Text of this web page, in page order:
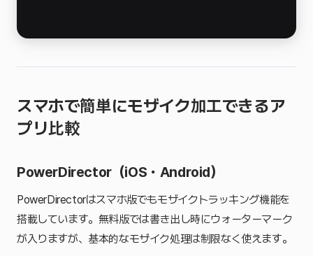
スマホで簡単にモザイク加工できるア
プリ比較
PowerDirector（iOS・Android）
PowerDirectorはスマホ版でもモザイクトラッキング機能を
搭載しています。無料版では書き出し時にウォーターマーク
が入りますが、基本的なモザイク処理は制限なく使えます。